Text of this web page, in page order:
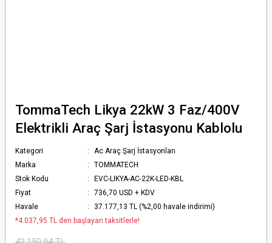
TommaTech Likya 22kW 3 Faz/400V
Elektrikli Araç Şarj İstasyonu Kablolu
Kategori
Ac Araç Şarj İstasyonları
Marka
TOMMATECH
Stok Kodu
EVC-LIKYA-AC-22K-LED-KBL
Fiyat
736,70 USD + KDV
Havale
37.177,13 TL (%2,00 havale indirimi)
*4.037,95 TL den başlayan taksitlerle!